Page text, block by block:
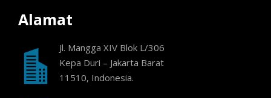
Alamat
Jl. Mangga XIV Blok L/306
Kepa Duri – Jakarta Barat
11510, Indonesia.